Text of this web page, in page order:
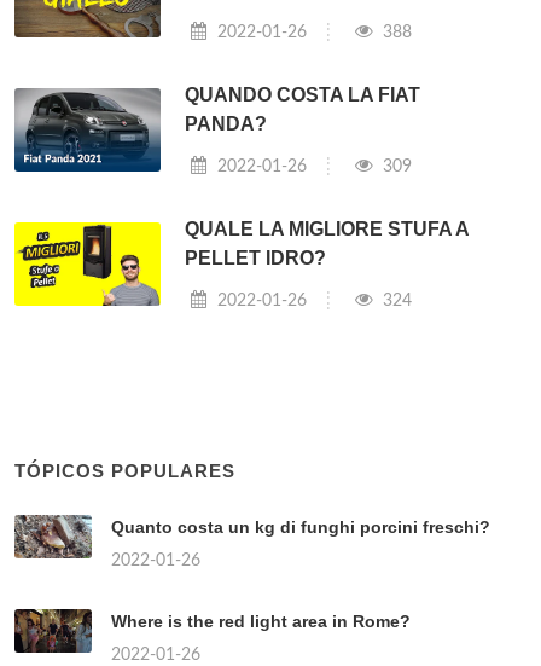
2022-01-26 388
QUANDO COSTA LA FIAT
PANDA?
2022-01-26 309
QUALE LA MIGLIORE STUFA A
PELLET IDRO?
2022-01-26 324
TÓPICOS POPULARES
Quanto costa un kg di funghi porcini freschi?
2022-01-26
Where is the red light area in Rome?
2022-01-26